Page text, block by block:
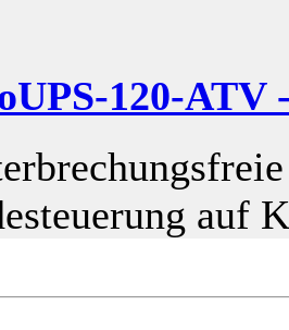
120-ATV
auf